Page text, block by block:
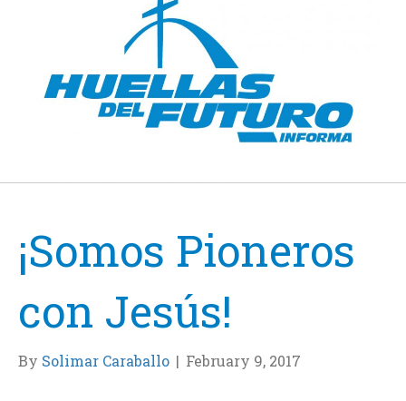
¡Somos Pioneros
con Jesús!
By Solimar Caraballo | February 9, 2017